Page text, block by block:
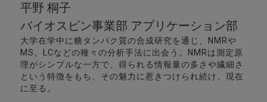
平野 桐子
バイオスピン事業部 アプリケーション部
大学在学中に糖タンパク質の合成研究を通じ、NMRや
MS、LCなどの種々の分析手法に出会う。NMRは測定原
理がシンプルな一方で、得られる情報量の多さや繊細さ
という特徴をもち、その魅力に惹きつけられ続け、現在
に至る。